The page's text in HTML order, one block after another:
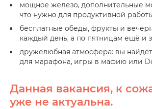
мощное железо, дополнительные
что нужно для продуктивной
бесплатные обеды, фрукты и
каждый день, а по пятницам ещё и
дружелюбная атмосфера: вы
для марафона, игры в мафию или
Данная вакансия, к
уже не актуальна.